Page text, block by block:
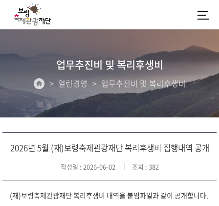
업무추진비 및 복리후생비
열린경영 업무추진비 및 복리후생비
2026년 5월 (재)보령축제관광재단 복리후생비 집행내역 공개
작성일 : 2026-06-02 조회 : 382
(재)보령축제관광재단 복리후생비 내역을 붙임파일과 같이 공개합니다.